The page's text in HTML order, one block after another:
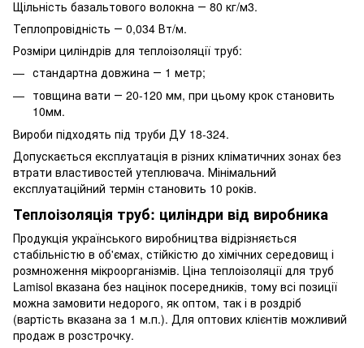
Щільність базальтового волокна ― 80 кг/м3.
Теплопровідність ― 0,034 Вт/м.
Розміри циліндрів для теплоізоляції труб:
стандартна довжина ― 1 метр;
товщина вати ― 20-120 мм, при цьому крок становить
10мм.
Вироби підходять під труби ДУ 18-324.
Допускається експлуатація в різних кліматичних зонах без
втрати властивостей утеплювача. Мінімальний
експлуатаційний термін становить 10 років.
Теплоізоляція труб: циліндри від виробника
Продукція українського виробництва відрізняється
стабільністю в об'ємах, стійкістю до хімічних середовищ і
розмноження мікроорганізмів. Ціна теплоізоляції для труб
Lamisol вказана без націнок посередників, тому всі позиції
можна замовити недорого, як оптом, так і в роздріб
(вартість вказана за 1 м.п.). Для оптових клієнтів можливий
продаж в розстрочку.